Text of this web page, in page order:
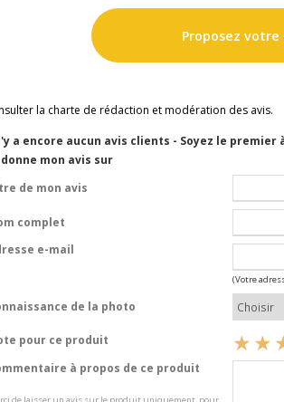
Proposez
la charte de rédaction et modération des avis.
a encore aucun avis clients - Soyez le premier
donne mon avis sur
de mon avis
complet
e-mail
(Votre
de la photo
pour ce produit
à propos de ce produit